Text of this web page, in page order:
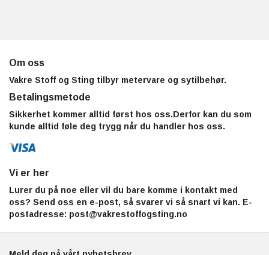
Om oss
Vakre Stoff og Sting tilbyr metervare og sytilbehør.
Betalingsmetode
Sikkerhet kommer alltid først hos oss.Derfor kan du som
kunde alltid føle deg trygg når du handler hos oss.
Vi er her
Lurer du på noe eller vil du bare komme i kontakt med
oss? Send oss en e-post, så svarer vi så snart vi kan. E-
postadresse: post@vakrestoffogsting.no